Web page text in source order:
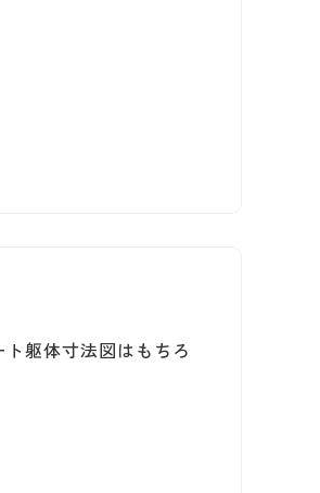
躯体寸法図はもちろ